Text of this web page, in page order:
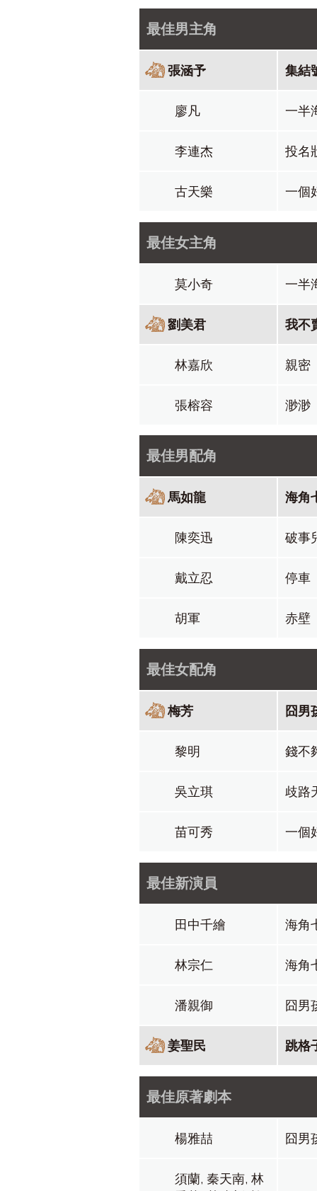
最佳男主角
張涵予 集結
廖凡 一半
李連杰 投名
古天樂 一個
最佳女主角
莫小奇 一半
劉美君 我不
林嘉欣 親密
張榕容 渺渺
最佳男配角
馬如龍 海角
陳奕迅 破事
戴立忍 停車
胡軍 赤壁
最佳女配角
梅芳 囧男
黎明 錢不
吳立琪 歧路
苗可秀 一個
最佳新演員
田中千繪 海角
林宗仁 海角
潘親御 囧男
姜聖民 跳格
最佳原著劇本
楊雅喆 囧男
須蘭, 秦天南, 林